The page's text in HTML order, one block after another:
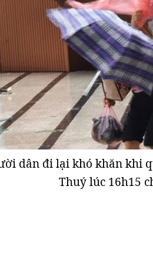
dân đi lại khó khăn khi
Thuý lúc 16h15